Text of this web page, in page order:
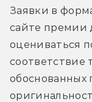
Заявки в
сайте премии
оцениваться
соответствие
обоснованных